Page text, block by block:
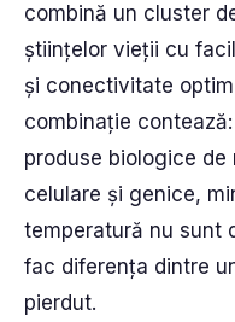
combină un cluster
științelor vieții cu
și conectivitate
combinație
produse biologice
celulare și genice,
temperatură nu sunt
fac diferența dintre
pierdut.